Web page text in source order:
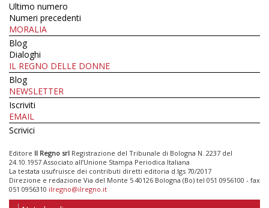
Ultimo numero
Numeri precedenti
MORALIA
Blog
Dialoghi
IL REGNO DELLE DONNE
Blog
NEWSLETTER
Iscriviti
EMAIL
Scrivici
Editore Il Regno srl Registrazione del Tribunale di Bologna N. 2237 del
24.10.1957 Associato all’Unione Stampa Periodica Italiana
La testata usufruisce dei contributi diretti editoria d.lgs 70/2017
Direzione e redazione Via del Monte 5 40126 Bologna (Bo) tel 051 0956100 - fax
051 0956310 ilregno@ilregno.it